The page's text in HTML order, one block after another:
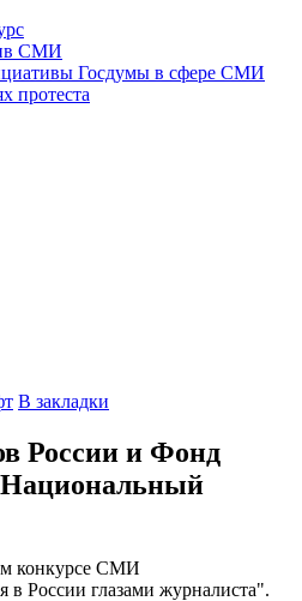
СМИ
Госдумы в сфере СМИ
протеста
В закладки
России и Фонд
конкурсе СМИ
в России глазами журналиста".